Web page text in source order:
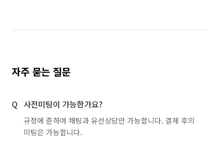
자주 묻는 질문
사전미팅이 가능한가요?
규정에 준하여 채팅과 유선상담만 가능합니다. 결제 후의
미팅은 가능합니다.